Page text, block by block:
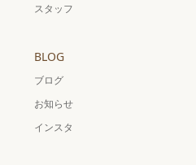
スタッフ
BLOG
ブログ
お知らせ
インスタ